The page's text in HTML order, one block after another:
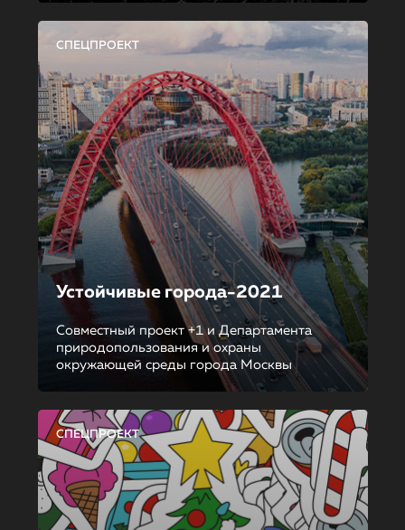
СПЕЦПРОЕКТ
Устойчивые города-2021
Совместный проект +1 и Департамента
природопользования и охраны
окружающей среды города Москвы
СПЕЦПРОЕКТ